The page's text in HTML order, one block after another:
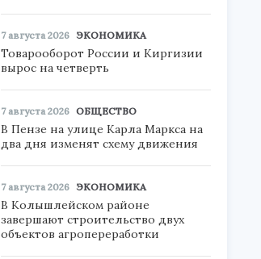
7 августа 2026 ЭКОНОМИКА
Товарооборот России и Киргизии
вырос на четверть
7 августа 2026 ОБЩЕСТВО
В Пензе на улице Карла Маркса на
два дня изменят схему движения
7 августа 2026 ЭКОНОМИКА
В Колышлейском районе
завершают строительство двух
объектов агропереработки